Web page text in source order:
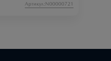
Артикул:N00000721